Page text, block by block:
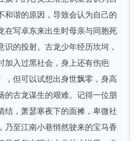
和谐的原因，导致会认为自己的
在写卓东来出生时母亲与同胞死
识的投射。古龙少年经历坎坷，
加入过黑社会，身上还有伤疤
，但可以试想出身世飘零，身高
的古龙谋生的艰难。记得一位朋
结，萧瑟寒夜下的面摊，卑微社
乃至江南小巷悄然驶来的宝马香